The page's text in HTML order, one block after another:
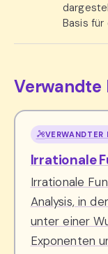
Basis für
Verwandte
VERWANDTER
Irrationale
Irrationale
Analysis, in
unter einer
Exponenten